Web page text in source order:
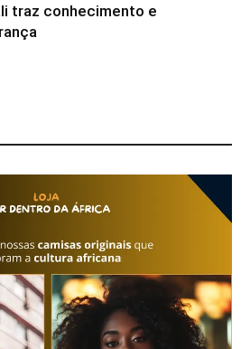
traz conhecimento e